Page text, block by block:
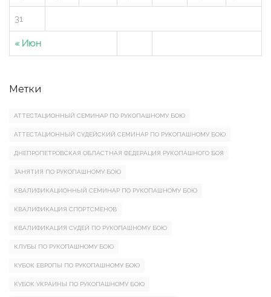
« Июн
31
Метки
АТТЕСТАЦИОННЫЙ СЕМИНАР ПО РУКОПАШНОМУ БОЮ
АТТЕСТАЦИОННЫЙ СУДЕЙСКИЙ СЕМИНАР ПО РУКОПАШНОМУ БОЮ
ДНЕПРОПЕТРОВСКАЯ ОБЛАСТНАЯ ФЕДЕРАЦИЯ РУКОПАШНОГО БОЯ
ЗАНЯТИЯ ПО РУКОПАШНОМУ БОЮ
КВАЛИФИКАЦИОННЫЙ СЕМИНАР ПО РУКОПАШНОМУ БОЮ
КВАЛИФИКАЦИЯ СПОРТСМЕНОВ
КВАЛИФИКАЦИЯ СУДЕЙ ПО РУКОПАШНОМУ БОЮ
КЛУБЫ ПО РУКОПАШНОМУ БОЮ
КУБОК ЕВРОПЫ ПО РУКОПАШНОМУ БОЮ
КУБОК УКРАИНЫ ПО РУКОПАШНОМУ БОЮ